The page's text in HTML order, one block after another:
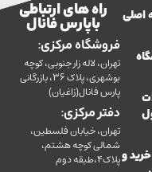
راه های ارتباطی
با پارس فانال
فروشگاه مرکزی:
تهران، لاله زار جنوبی، کوچه
بوشهری، پلاک 36، بازرگانی
پارس فانال(زاغیان)
دفتر مرکزی:
تهران، خیابان فلسطین،
شمالی کوچه هشتم،
پلاک4،طبقه دوم